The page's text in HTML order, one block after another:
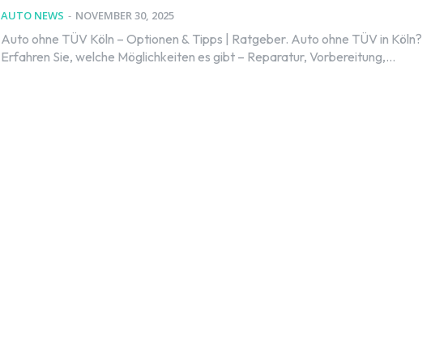
AUTO NEWS - NOVEMBER 30, 2025
Auto ohne TÜV Köln – Optionen & Tipps | Ratgeber. Auto ohne TÜV in Köln?
Erfahren Sie, welche Möglichkeiten es gibt – Reparatur, Vorbereitung,...